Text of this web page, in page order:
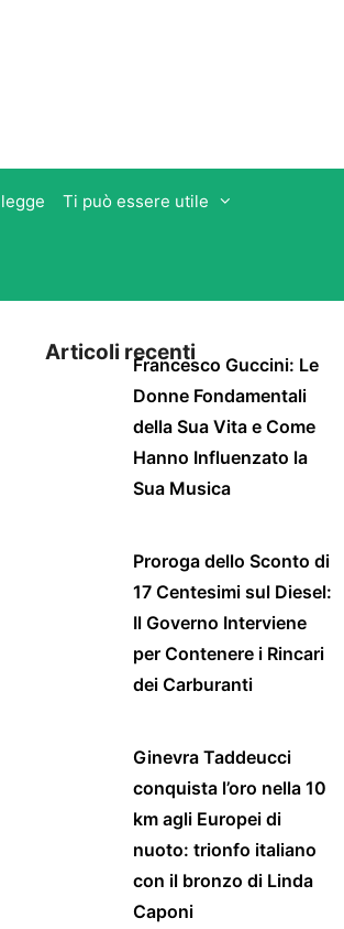
Ti può essere utile
Articoli recentiFrancesco Guccini: Le
Donne Fondamentali
della Sua Vita e Come
Hanno Influenzato la
Sua Musica
Proroga dello Sconto di
17 Centesimi sul Diesel:
Il Governo Interviene
per Contenere i Rincari
dei Carburanti
Ginevra Taddeucci
conquista l’oro nella 10
km agli Europei di
nuoto: trionfo italiano
con il bronzo di Linda
Caponi